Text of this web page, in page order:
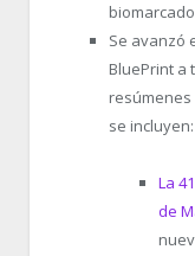
Se avanzó
BluePrint a
se incluyen:
La
de